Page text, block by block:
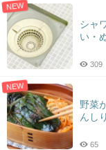
NEW
シャ
い・
309
NEW
野菜
んし
65